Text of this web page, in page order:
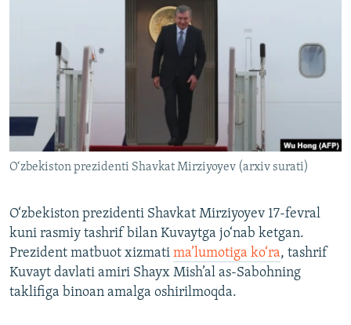
Озодлик бошқа тилларда
O‘zbekiston prezidenti Shavkat Mirziyoyev (arxiv surati)
O‘zbekiston prezidenti Shavkat Mirziyoyev 17-fevral
kuni rasmiy tashrif bilan Kuvaytga jo‘nab ketgan.
Prezident matbuot xizmati ma’lumotiga ko‘ra, tashrif
Kuvayt davlati amiri Shayx Mish’al as-Sabohning
taklifiga binoan amalga oshirilmoqda.